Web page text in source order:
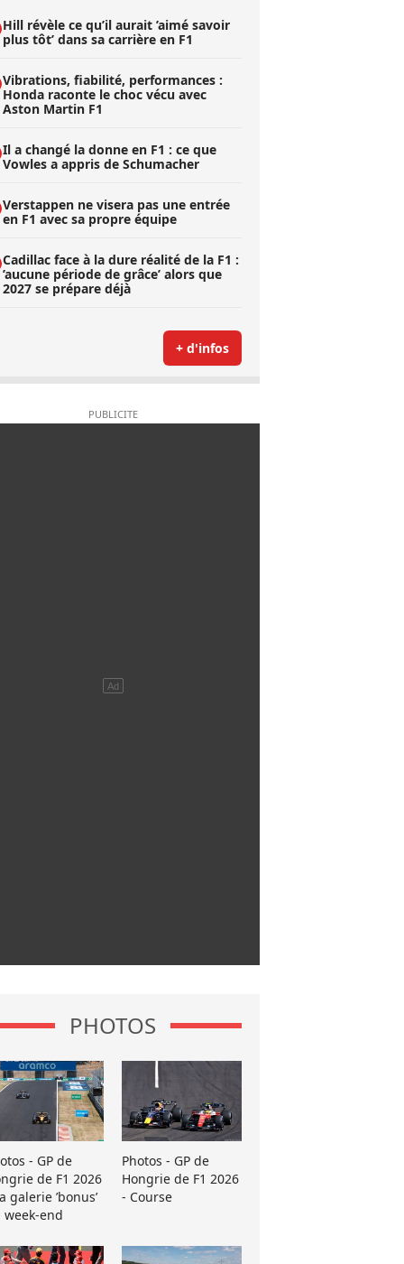
Hill révèle ce qu’il aurait ’aimé savoir
plus tôt’ dans sa carrière en F1
Vibrations, fiabilité, performances :
Honda raconte le choc vécu avec
Aston Martin F1
Il a changé la donne en F1 : ce que
Vowles a appris de Schumacher
Verstappen ne visera pas une entrée
en F1 avec sa propre équipe
Cadillac face à la dure réalité de la F1 :
’aucune période de grâce’ alors que
2027 se prépare déjà
+ d'infos
PHOTOS
- GP de
de F1 2026
galerie ’bonus’
week-end
Photos - GP de
Hongrie de F1 2026
- Course